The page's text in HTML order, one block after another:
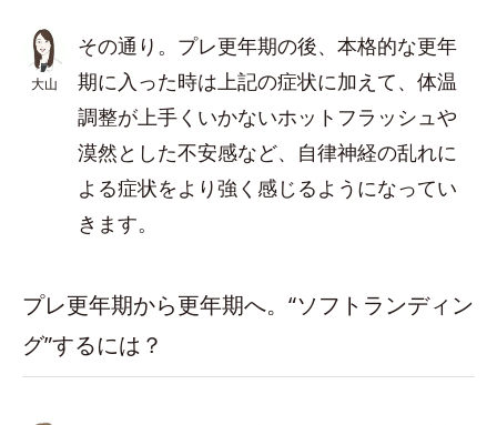
大山
その通り。プレ更年期の後、本格的な更年
期に入った時は上記の症状に加えて、体温
調整が上手くいかないホットフラッシュや
漠然とした不安感など、自律神経の乱れに
よる症状をより強く感じるようになってい
きます。
プレ更年期から更年期へ。“ソフトランディン
グ”するには？